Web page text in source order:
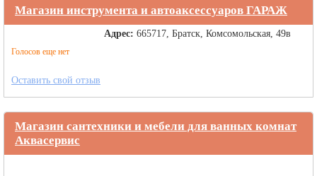
Магазин инструмента и автоаксессуаров ГАРАЖ
Голосов еще нет
Адрес: 665717, Братск, Комсомольская, 49в
Оставить свой отзыв
Магазин сантехники и мебели для ванных комнат
Аквасервис